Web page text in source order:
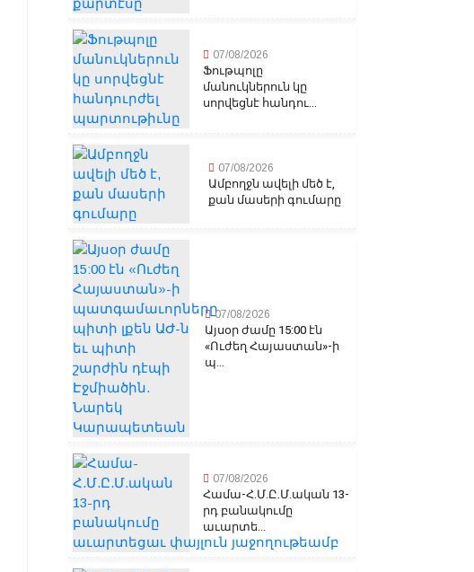
07/08/2026
Ֆութպոլը
մանուկներուն կը
սորվեցնէ հանդու...
07/08/2026
Ամբողջն ավելի մեծ է,
քան մասերի գումարը
07/08/2026
Այսօր ժամը 15:00 էն
«Ուժեղ Հայաստան»-ի
պ...
07/08/2026
Համա-Հ.Մ.Ը.Մ.ական 13-
րդ բանակումը
աւարտե...